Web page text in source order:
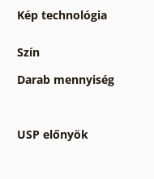
Kép technológia
Szín
Darab mennyiség
USP előnyök